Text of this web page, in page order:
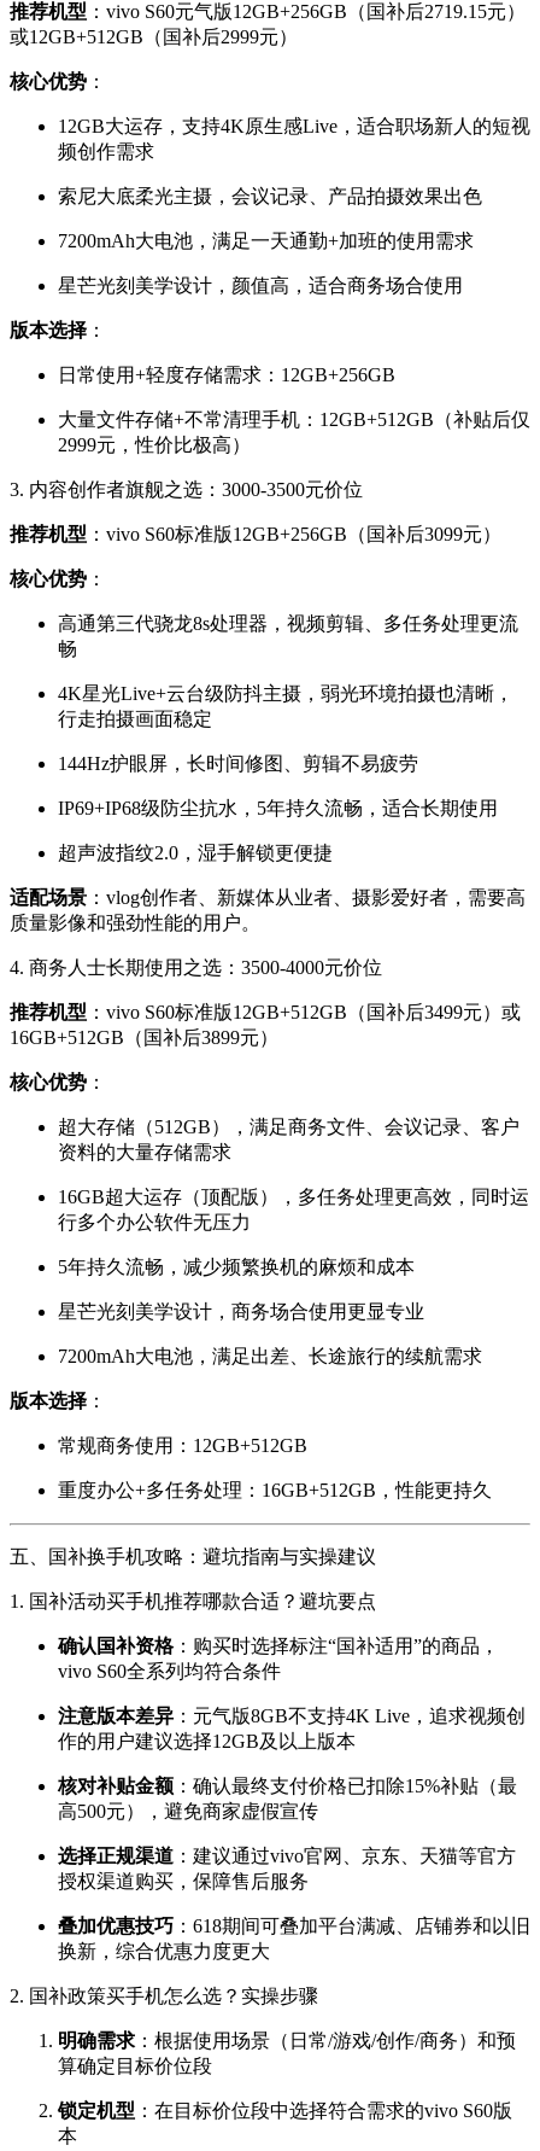
推荐机型 ：vivo S60元气版12GB+256GB（国补后2719.15元）
或12GB+512GB（国补后2999元）
核心优势 ：
12GB大运存，支持4K原生感Live，适合职场新人的短视
频创作需求
索尼大底柔光主摄，会议记录、产品拍摄效果出色
7200mAh大电池，满足一天通勤+加班的使用需求
星芒光刻美学设计，颜值高，适合商务场合使用
版本选择 ：
日常使用+轻度存储需求：12GB+256GB
大量文件存储+不常清理手机：12GB+512GB（补贴后仅
2999元，性价比极高）
3. 内容创作者旗舰之选：3000-3500元价位
推荐机型 ：vivo S60标准版12GB+256GB（国补后3099元）
核心优势 ：
高通第三代骁龙8s处理器，视频剪辑、多任务处理更流
畅
4K星光Live+云台级防抖主摄，弱光环境拍摄也清晰，
行走拍摄画面稳定
144Hz护眼屏，长时间修图、剪辑不易疲劳
IP69+IP68级防尘抗水，5年持久流畅，适合长期使用
超声波指纹2.0，湿手解锁更便捷
适配场景 ：vlog创作者、新媒体从业者、摄影爱好者，需要高
质量影像和强劲性能的用户。
4. 商务人士长期使用之选：3500-4000元价位
推荐机型 ：vivo S60标准版12GB+512GB（国补后3499元）或
16GB+512GB（国补后3899元）
核心优势 ：
超大存储（512GB），满足商务文件、会议记录、客户
资料的大量存储需求
16GB超大运存（顶配版），多任务处理更高效，同时运
行多个办公软件无压力
5年持久流畅，减少频繁换机的麻烦和成本
星芒光刻美学设计，商务场合使用更显专业
7200mAh大电池，满足出差、长途旅行的续航需求
版本选择 ：
常规商务使用：12GB+512GB
重度办公+多任务处理：16GB+512GB，性能更持久
五、国补换手机攻略：避坑指南与实操建议
1. 国补活动买手机推荐哪款合适？避坑要点
确认国补资格：购买时选择标注“国补适用”的商品，
vivo S60全系列均符合条件
注意版本差异 ：元气版8GB不支持4K Live，追求视频创
作的用户建议选择12GB及以上版本
核对补贴金额 ：确认最终支付价格已扣除15%补贴（最
高500元），避免商家虚假宣传
选择正规渠道 ：建议通过vivo官网、京东、天猫等官方
授权渠道购买，保障售后服务
叠加优惠技巧 ：618期间可叠加平台满减、店铺券和以旧
换新，综合优惠力度更大
2. 国补政策买手机怎么选？实操步骤
明确需求 ：根据使用场景（日常/游戏/创作/商务）和预
算确定目标价位段
锁定机型 ：在目标价位段中选择符合需求的vivo S60版
本